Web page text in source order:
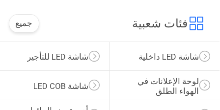
فئات شعبية جميع
شاشة LED للتأجير شاشة LED داخلية
شاشة LED COB
لوحة الإعلانات في
الهواء الطلق